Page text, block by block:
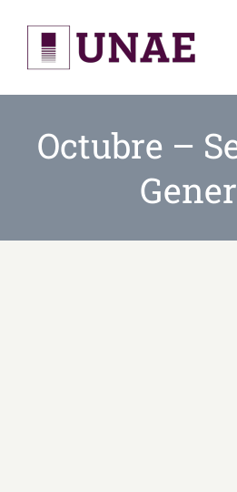
content
Octubre –